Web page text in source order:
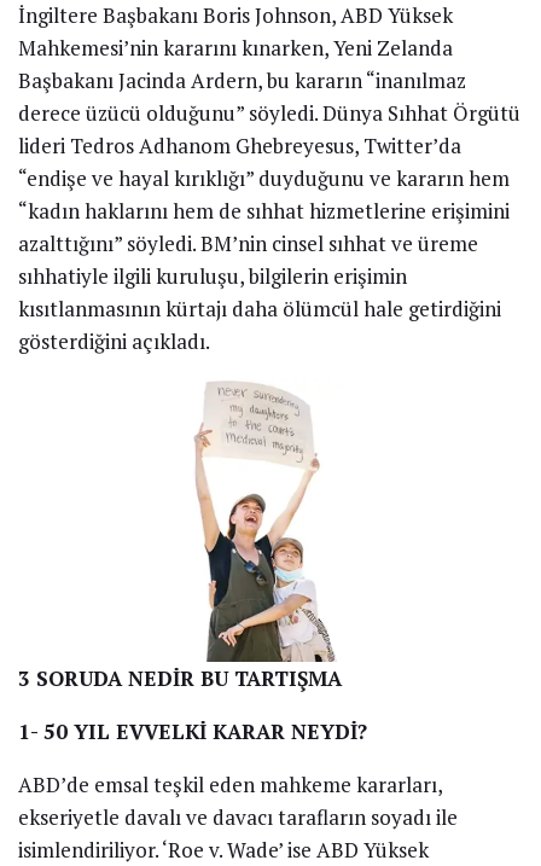
İngiltere Başbakanı Boris Johnson, ABD Yüksek
Mahkemesi’nin kararını kınarken, Yeni Zelanda
Başbakanı Jacinda Ardern, bu kararın “inanılmaz
derece üzücü olduğunu” söyledi. Dünya Sıhhat Örgütü
lideri Tedros Adhanom Ghebreyesus, Twitter’da
“endişe ve hayal kırıklığı” duyduğunu ve kararın hem
“kadın haklarını hem de sıhhat hizmetlerine erişimini
azalttığını” söyledi. BM’nin cinsel sıhhat ve üreme
sıhhatiyle ilgili kuruluşu, bilgilerin erişimin
kısıtlanmasının kürtajı daha ölümcül hale getirdiğini
gösterdiğini açıkladı.
3 SORUDA NEDİR BU TARTIŞMA
1- 50 YIL EVVELKİ KARAR NEYDİ?
ABD’de emsal teşkil eden mahkeme kararları,
ekseriyetle davalı ve davacı tarafların soyadı ile
isimlendiriliyor. ‘Roe v. Wade’ ise ABD Yüksek